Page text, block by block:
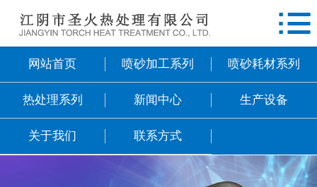
网站首页
新闻中心

网站首页 喷砂加工系列 喷砂耗材系列
热处理系列 新闻中心 生产设备
关于我们 联系方式